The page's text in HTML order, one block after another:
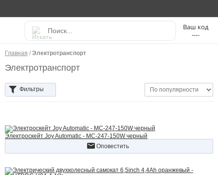
----
Главная / Электротранспорт
Электротранспорт
Фильтры
Электроскейт Joy Automatic - MC-247-150W черный
Оповестить